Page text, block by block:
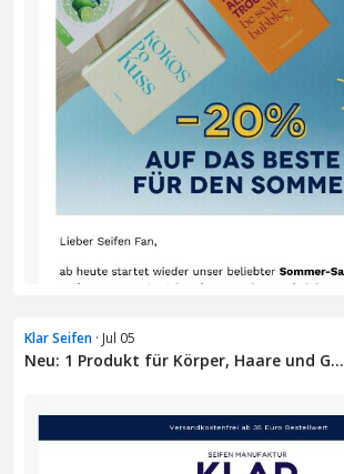
Klar Seifen · Jul 05
Neu: 1 Produkt für Körper, Haare und G...